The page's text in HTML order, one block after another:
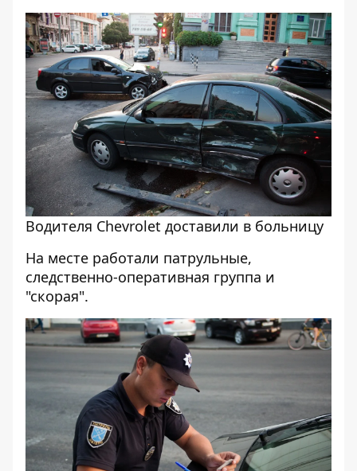
Водителя Chevrolet доставили в больницу
На месте работали патрульные,
следственно-оперативная группа и
"скорая".